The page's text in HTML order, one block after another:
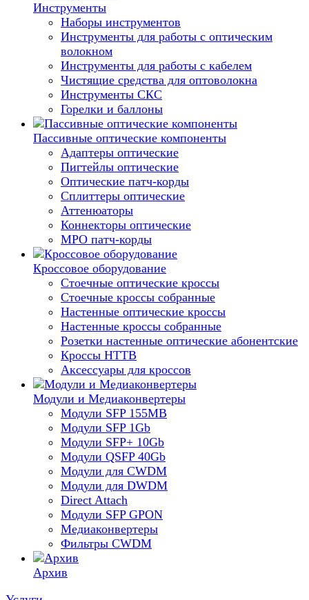
Инструменты
Наборы инструментов
Инструменты для работы с оптическим
волокном
Инструменты для работы с кабелем
Чистящие средства для оптоволокна
Инструменты СКС
Горелки и баллоны
Пассивные оптические компоненты
Адаптеры оптические
Пигтейлы оптические
Оптические патч-корды
Сплиттеры оптические
Аттенюаторы
Коннекторы оптические
MPO патч-корды
Кроссовое оборудование
Стоечные оптические кроссы
Стоечные кроссы собранные
Настенные оптические кроссы
Настенные кроссы собранные
Розетки настенные оптические абонентские
Кроссы HTTB
Аксессуары для кроссов
Модули и Медиаконвертеры
Модули SFP 155MB
Модули SFP 1Gb
Модули SFP+ 10Gb
Модули QSFP 40Gb
Модули для CWDM
Модули для DWDM
Direct Attach
Модули SFP GPON
Медиаконвертеры
Фильтры CWDM
Архив